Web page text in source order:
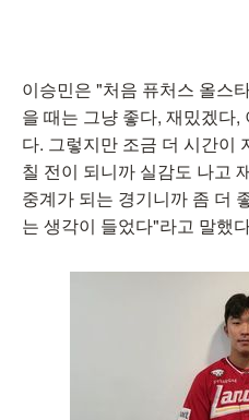
이승민은 "처음 퓨처스 올스
을 때는 그냥 좋다, 재밌겠다
다. 그렇지만 조금 더 시간이
칠 전이 되니까 실감도 나고
중계가 되는 경기니까 좀 더
는 생각이 들었다"라고 말했